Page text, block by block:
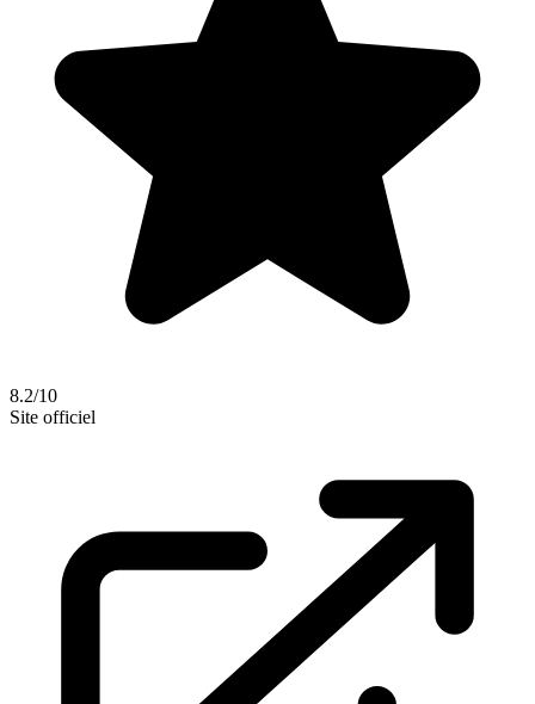
8.2/10
Site officiel